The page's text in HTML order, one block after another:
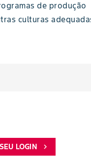
de produção
culturas
LOGIN chevron_right